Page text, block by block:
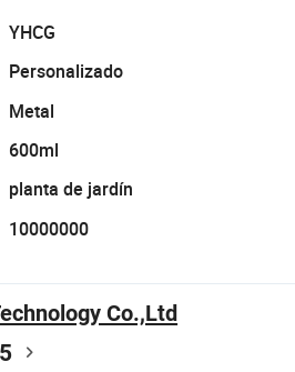
YHCG
Personalizado
Metal
600ml
planta de jardín
10000000
Co.,Ltd